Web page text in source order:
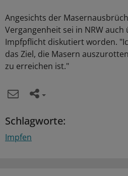
Angesichts der
Vergangenheit sei in NRW
Impfpflicht diskutiert worden.
das Ziel, die Masern
zu erreichen ist."
Schlagworte:
Impfen